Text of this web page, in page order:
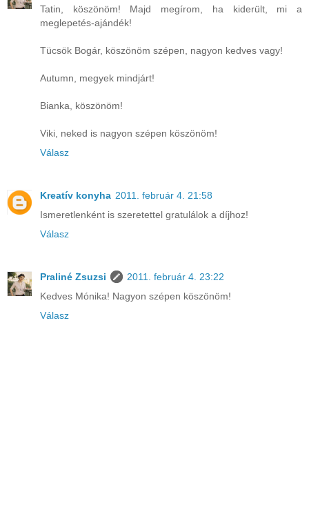
Tatin, köszönöm! Majd megírom, ha kiderült, mi a
meglepetés-ajándék!
Tücsök Bogár, köszönöm szépen, nagyon kedves vagy!
Autumn, megyek mindjárt!
Bianka, köszönöm!
Viki, neked is nagyon szépen köszönöm!
Válasz
Kreatív konyha 2011. február 4. 21:58
Ismeretlenként is szeretettel gratulálok a díjhoz!
Válasz
Praliné Zsuzsi
2011. február 4. 23:22
Kedves Mónika! Nagyon szépen köszönöm!
Válasz